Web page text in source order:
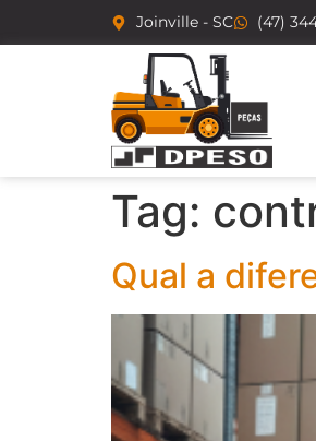
Joinville - SC (47)
Tag:
Qual a